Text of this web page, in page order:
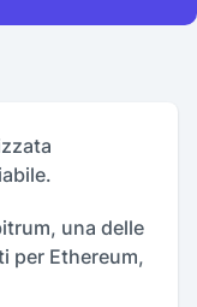
una delle
per Ethereum,